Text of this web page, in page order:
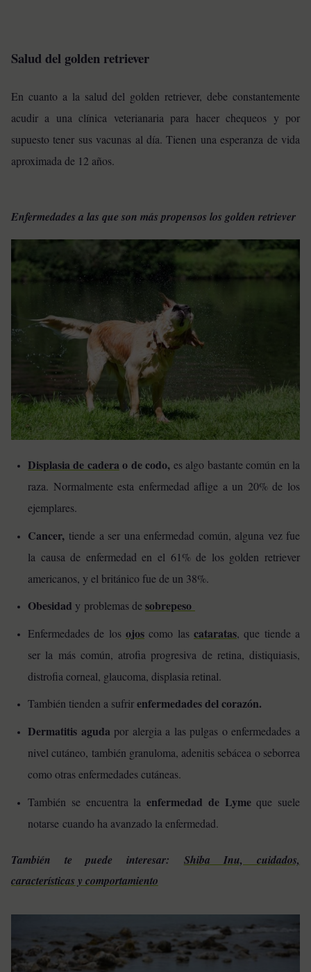
Salud del golden retriever
En cuanto a la salud del golden retriever, debe constantemente
acudir a una clínica veterianaria para hacer chequeos y por
supuesto tener sus vacunas al día. Tienen una esperanza de vida
aproximada de 12 años.
Enfermedades a las que son más propensos los golden retriever
Displasia de cadera o de codo, es algo bastante común en la
raza. Normalmente esta enfermedad aflige a un 20% de los
ejemplares.
Cancer, tiende a ser una enfermedad común, alguna vez fue
la causa de enfermedad en el 61% de los golden retriever
americanos, y el británico fue de un 38%.
Obesidad y problemas desobrepeso
Enfermedades de los ojos como las cataratas, que tiende a
ser la más común, atrofia progresiva de retina, distiquiasis,
distrofia corneal, glaucoma, displasia retinal.
También tienden a sufrirenfermedades del corazón.
Dermatitis aguda por alergia a las pulgas o enfermedades a
nivel cutáneo, también granuloma, adenitis sebácea o seborrea
como otras enfermedades cutáneas.
También se encuentra la enfermedad de Lymeque suele
notarse cuando ha avanzado la enfermedad.
También te puede interesar: Shiba Inu, cuidados,
características y comportamiento